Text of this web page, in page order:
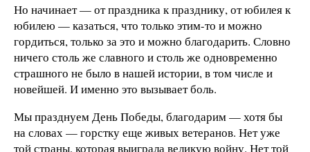
Но начинает — от праздника к празднику, от юбилея к
юбилею — казаться, что только этим-то и можно
гордиться, только за это и можно благодарить. Словно
ничего столь же славного и столь же одновременно
страшного не было в нашей истории, в том числе и
новейшей. И именно это вызывает боль.
Мы празднуем День Победы, благодарим — хотя бы
на словах — горстку еще живых ветеранов. Нет уже
той страны, которая выиграла великую войну. Нет той